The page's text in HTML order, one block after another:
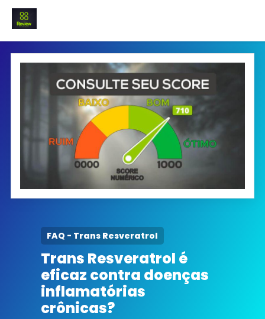
INICIO
Termo e Condições
Política Privacidade
SOBRE NÓS
FAQ - Trans Resveratrol
Trans Resveratrol é
eficaz contra doenças
inflamatórias
crônicas?